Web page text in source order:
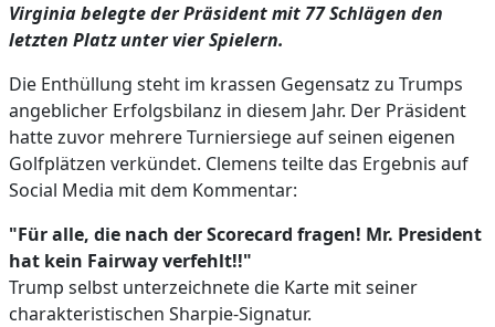
Virginia belegte der Präsident mit 77 Schlägen den
letzten Platz unter vier Spielern.
Die Enthüllung steht im krassen Gegensatz zu Trumps
angeblicher Erfolgsbilanz in diesem Jahr. Der Präsident
hatte zuvor mehrere Turniersiege auf seinen eigenen
Golfplätzen verkündet. Clemens teilte das Ergebnis auf
Social Media mit dem Kommentar:
"Für alle, die nach der Scorecard fragen! Mr. President
hat kein Fairway verfehlt!!"
Trump selbst unterzeichnete die Karte mit seiner
charakteristischen Sharpie-Signatur.